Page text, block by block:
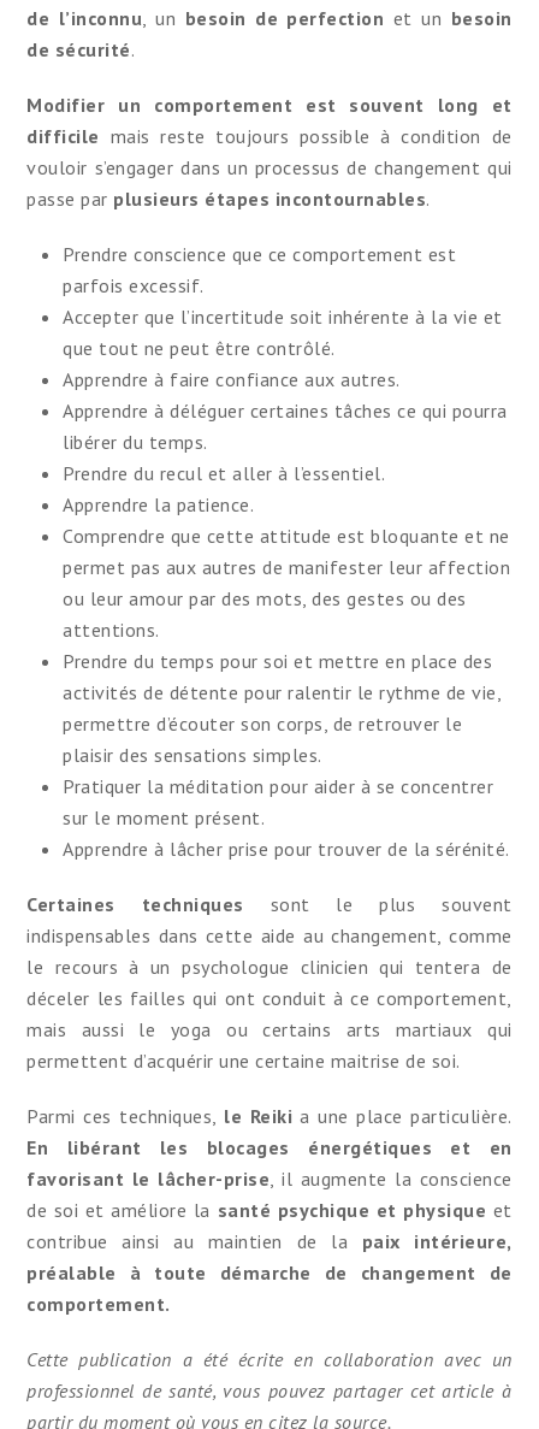
de l’inconnu, un besoin de perfection et un besoin
de sécurité.
Modifier un comportement est souvent long et
difficile mais reste toujours possible à condition de
vouloir s’engager dans un processus de changement qui
passe par plusieurs étapes incontournables.
Prendre conscience que ce comportement est
parfois excessif.
Accepter que l’incertitude soit inhérente à la vie et
que tout ne peut être contrôlé.
Apprendre à faire confiance aux autres.
Apprendre à déléguer certaines tâches ce qui pourra
libérer du temps.
Prendre du recul et aller à l’essentiel.
Apprendre la patience.
Comprendre que cette attitude est bloquante et ne
permet pas aux autres de manifester leur affection
ou leur amour par des mots, des gestes ou des
attentions.
Prendre du temps pour soi et mettre en place des
activités de détente pour ralentir le rythme de vie,
permettre d’écouter son corps, de retrouver le
plaisir des sensations simples.
Pratiquer la méditation pour aider à se concentrer
sur le moment présent.
Apprendre à lâcher prise pour trouver de la sérénité.
Certaines techniques sont le plus souvent
indispensables dans cette aide au changement, comme
le recours à un psychologue clinicien qui tentera de
déceler les failles qui ont conduit à ce comportement,
mais aussi le yoga ou certains arts martiaux qui
permettent d’acquérir une certaine maitrise de soi.
Parmi ces techniques, le Reiki a une place particulière.
En libérant les blocages énergétiques et en
favorisant le lâcher-prise, il augmente la conscience
de soi et améliore la santé psychique et physique et
contribue ainsi au maintien de la paix intérieure,
préalable à toute démarche de changement de
comportement.
Cette publication a été écrite en collaboration avec un
professionnel de santé, vous pouvez partager cet article à
partir du moment où vous en citez la source.